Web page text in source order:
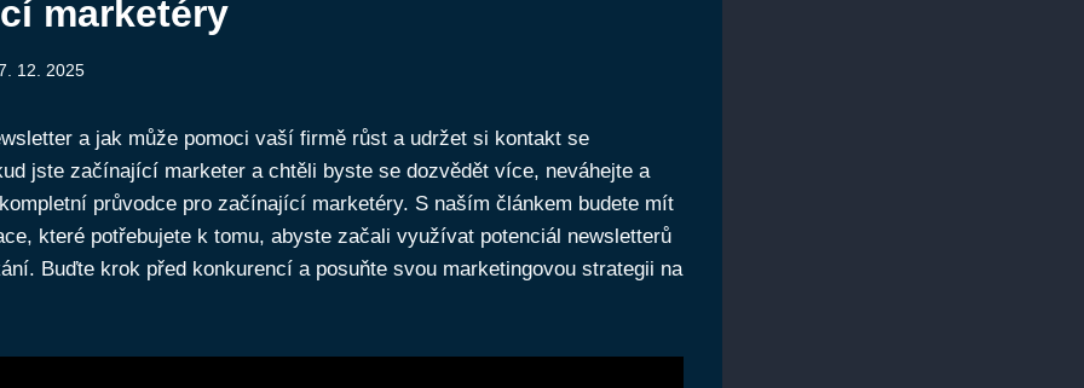
marketéry
12. 2025
a jak může pomoci vaší firmě růst a udržet si kontakt se
jste začínající marketer a chtěli byste se dozvědět více, neváhejte a
průvodce pro začínající marketéry. S naším článkem budete mít
které potřebujete k tomu, abyste začali využívat potenciál newsletterů
Buďte krok před konkurencí a posuňte svou marketingovou strategii na